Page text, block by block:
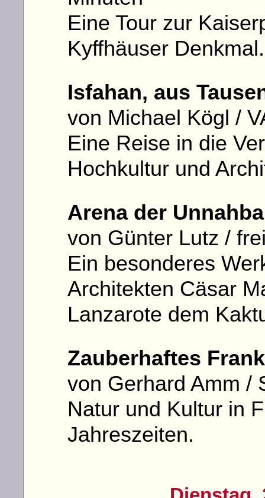
Eine Tour zur
Kyffhäuser
Isfahan, aus
von Michael Kögl /
Eine Reise in die
Hochkultur und
Arena der
von Günter Lutz /
Ein besonderes
Architekten Cäsar
Lanzarote dem
Zauberhaftes
von Gerhard Amm /
Natur und Kultur in
Jahreszeiten.